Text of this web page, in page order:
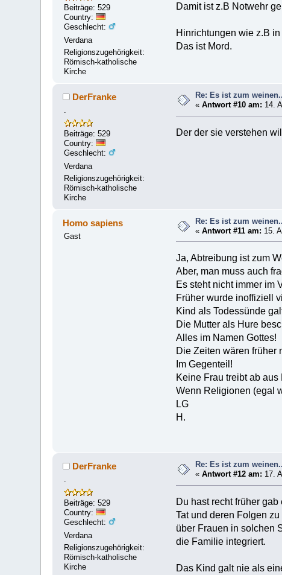
Beiträge: 529
Country:
Geschlecht:
Verdana
Religionszugehörigkeit:
Römisch-katholische
Kirche
Damit ist z.B Notwehr
Hinrichtungen wie z.B
Das ist Mord.
DerFranke
.
Beiträge: 529
Country:
Geschlecht:
Verdana
Religionszugehörigkeit:
Römisch-katholische
Kirche
Re: Es ist zum
«Antwort #10 am: 14.
Der der sie verstehen
Homo sapiens
Gast
Re: Es ist zum
«Antwort #11 am: 15.
Ja, Abtreibung ist zum
Aber, man muss auch
Es steht nicht immer im
Früher wurde inoffiziell
Kind als Todessünde
Die Mutter als Hure
Alles im Namen Gottes!
Die Zeiten wären früher
Im Gegenteil!
Keine Frau treibt ab aus
Wenn Religionen (egal
LG
H.
DerFranke
.
Beiträge: 529
Country:
Geschlecht:
Verdana
Religionszugehörigkeit:
Römisch-katholische
Kirche
Re: Es ist zum
«Antwort #12 am: 17.
Du hast recht früher
Tat und deren Folgen
über Frauen in solchen
die Familie integriert.
Das Kind galt nie als